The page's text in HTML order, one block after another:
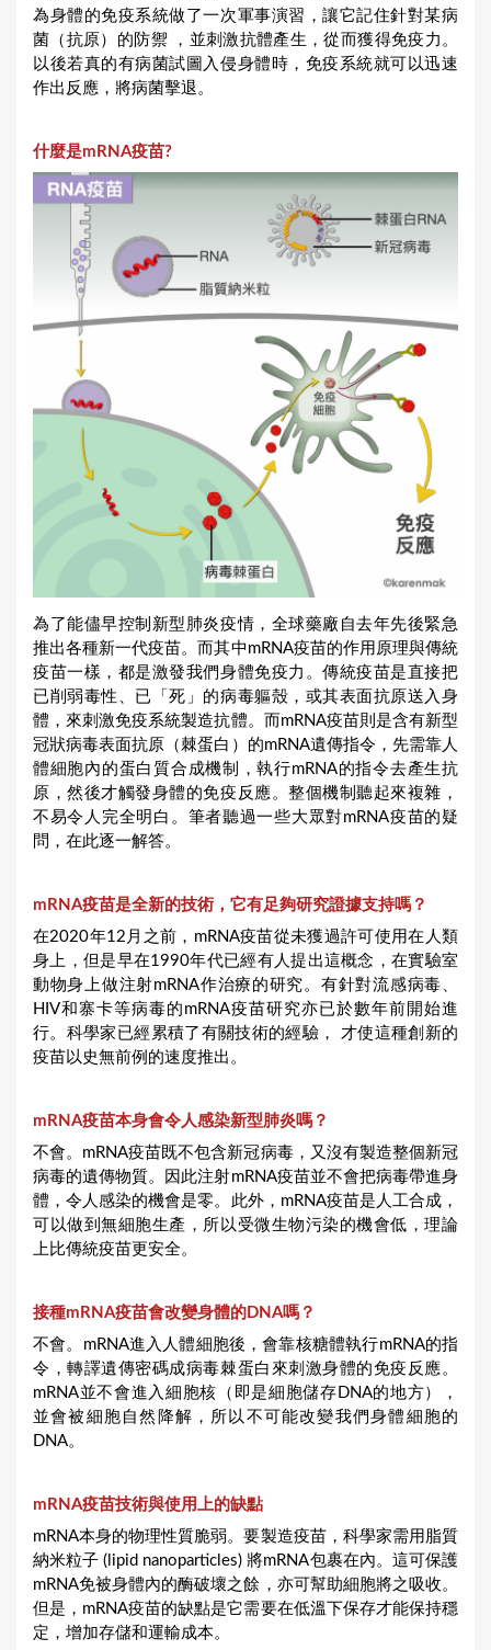
為身體的免疫系統做了一次軍事演習，讓它記住針對某病
菌（抗原）的防禦 ，並刺激抗體產生，從而獲得免疫力。
以後若真的有病菌試圖入侵身體時，免疫系統就可以迅速
作出反應，將病菌擊退。
什麼是mRNA疫苗?
為了能儘早控制新型肺炎疫情，全球藥廠自去年先後緊急
推出各種新一代疫苗。而其中mRNA疫苗的作用原理與傳統
疫苗一樣，都是激發我們身體免疫力。傳統疫苗是直接把
已削弱毒性、已「死」的病毒軀殼，或其表面抗原送入身
體，來刺激免疫系統製造抗體。而mRNA疫苗則是含有新型
冠狀病毒表面抗原（棘蛋白）的mRNA遺傳指令，先需靠人
體細胞內的蛋白質合成機制，執行mRNA的指令去產生抗
原，然後才觸發身體的免疫反應。整個機制聽起來複雜，
不易令人完全明白。筆者聽過一些大眾對mRNA疫苗的疑
問，在此逐一解答。
mRNA疫苗是全新的技術，它有足夠研究證據支持嗎？
在2020年12月之前，mRNA疫苗從未獲過許可使用在人類
身上，但是早在1990年代已經有人提出這概念，在實驗室
動物身上做注射mRNA作治療的研究。有針對流感病毒、
HIV和寨卡等病毒的mRNA疫苗研究亦已於數年前開始進
行。科學家已經累積了有關技術的經驗， 才使這種創新的
疫苗以史無前例的速度推出。
mRNA疫苗本身會令人感染新型肺炎嗎？
不會。mRNA疫苗既不包含新冠病毒，又沒有製造整個新冠
病毒的遺傳物質。因此注射mRNA疫苗並不會把病毒帶進身
體，令人感染的機會是零。此外，mRNA疫苗是人工合成，
可以做到無細胞生產，所以受微生物污染的機會低，理論
上比傳統疫苗更安全。
接種mRNA疫苗會改變身體的DNA嗎？
不會。mRNA進入人體細胞後，會靠核糖體執行mRNA的指
令，轉譯遺傳密碼成病毒棘蛋白來刺激身體的免疫反應。
mRNA並不會進入細胞核（即是細胞儲存DNA的地方），
並會被細胞自然降解，所以不可能改變我們身體細胞的
DNA。
mRNA疫苗技術與使用上的缺點
mRNA本身的物理性質脆弱。要製造疫苗，科學家需用脂質
納米粒子 (lipid nanoparticles) 將mRNA包裹在內。這可保護
mRNA免被身體內的酶破壞之餘，亦可幫助細胞將之吸收。
但是，mRNA疫苗的缺點是它需要在低溫下保存才能保持穩
定，增加存儲和運輸成本。